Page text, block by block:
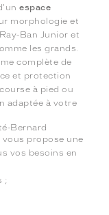
espace
morphologie et
Ban Junior et
les grands.
complète de
et protection
à pied ou
adaptée à votre
Bernard
vous propose une
vos besoins en
;